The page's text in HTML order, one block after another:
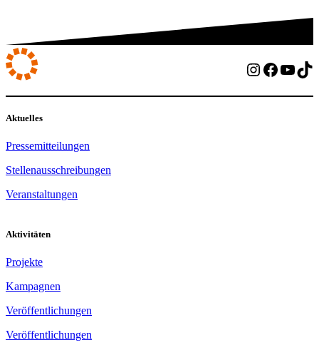
Instagram
Aktuelles
Pressemitteilungen
Stellenausschreibungen
Veranstaltungen
Aktivitäten
Projekte
Kampagnen
Veröffentlichungen
Veröffentlichungen